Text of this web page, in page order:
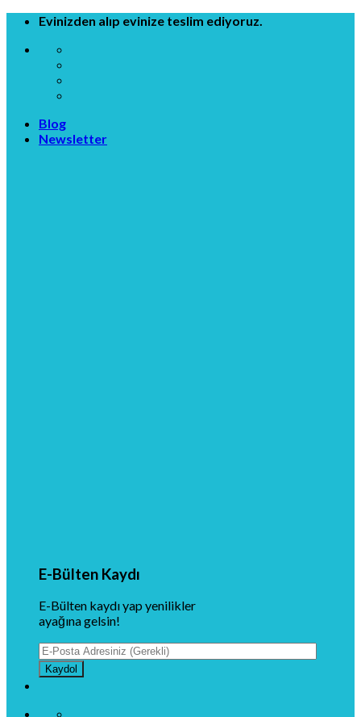
Skip
content
Evinizden alıp evinize teslim ediyoruz.
Blog
Newsletter
E-Bülten Kaydı
E-Bülten kaydı yap yenilikler
ayağına gelsin!